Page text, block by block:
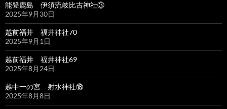
能登鹿島 伊須流岐比古神社③
2025年9月30日
越前福井 福井神社70
2025年9月1日
越前福井 福井神社69
2025年8月24日
越中一の宮 射水神社⑱
2025年8月8日